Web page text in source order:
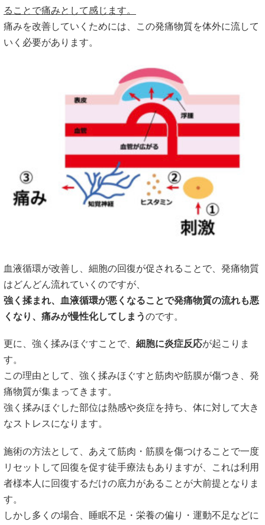
ることで痛みとして感じます。
痛みを改善していくためには、この発痛物質を体外に流して
いく必要があります。
血液循環が改善し、細胞の回復が促されることで、発痛物質
はどんどん流れていくのですが、
強く揉まれ、血液循環が悪くなることで発痛物質の流れも悪
くなり、痛みが慢性化してしまうのです。
更に、強く揉みほぐすことで、 細胞に炎症反応が起こりま
す。
この理由として、強く揉みほぐすと筋肉や筋膜が傷つき、発
痛物質が集まってきます。
強く揉みほぐした部位は熱感や炎症を持ち、体に対して大き
なストレスになります。
施術の方法として、あえて筋肉・筋膜を傷つけることで一度
リセットして回復を促す徒手療法もありますが、これは利用
者様本人に回復するだけの底力があることが大前提となりま
す。
しかし多くの場合、睡眠不足・栄養の偏り・運動不足などに